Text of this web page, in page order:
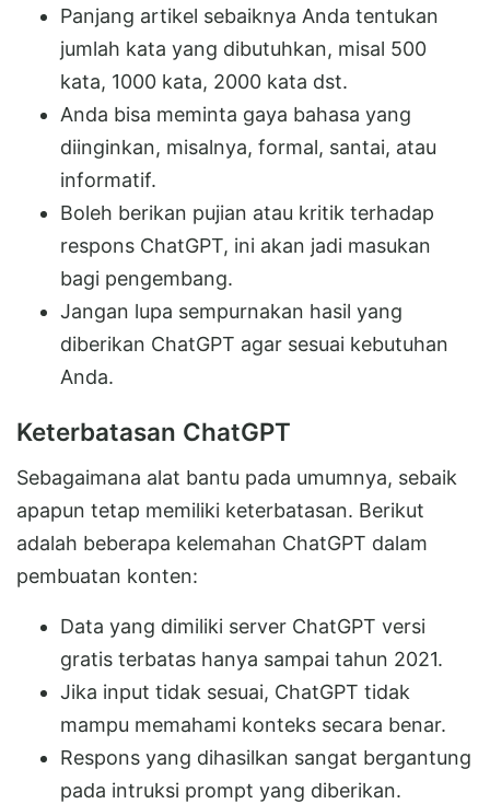
Panjang artikel sebaiknya Anda tentukan
jumlah kata yang dibutuhkan, misal 500
kata, 1000 kata, 2000 kata dst.
Anda bisa meminta gaya bahasa yang
diinginkan, misalnya, formal, santai, atau
informatif.
Boleh berikan pujian atau kritik terhadap
respons ChatGPT, ini akan jadi masukan
bagi pengembang.
Jangan lupa sempurnakan hasil yang
diberikan ChatGPT agar sesuai kebutuhan
Anda.
Keterbatasan ChatGPT
Sebagaimana alat bantu pada umumnya, sebaik
apapun tetap memiliki keterbatasan. Berikut
adalah beberapa kelemahan ChatGPT dalam
pembuatan konten:
Data yang dimiliki server ChatGPT versi
gratis terbatas hanya sampai tahun 2021.
Jika input tidak sesuai, ChatGPT tidak
mampu memahami konteks secara benar.
Respons yang dihasilkan sangat bergantung
pada intruksi prompt yang diberikan.